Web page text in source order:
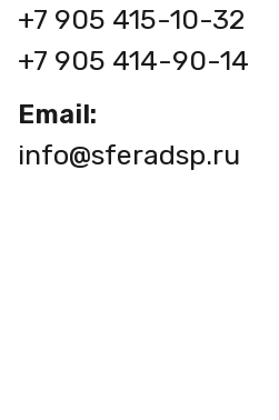
+7 905 415-10-32
+7 905 414-90-14
Email:
info@sferadsp.ru